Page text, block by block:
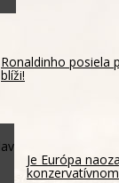
Ronaldinho posiela
blíži!
Je Európa